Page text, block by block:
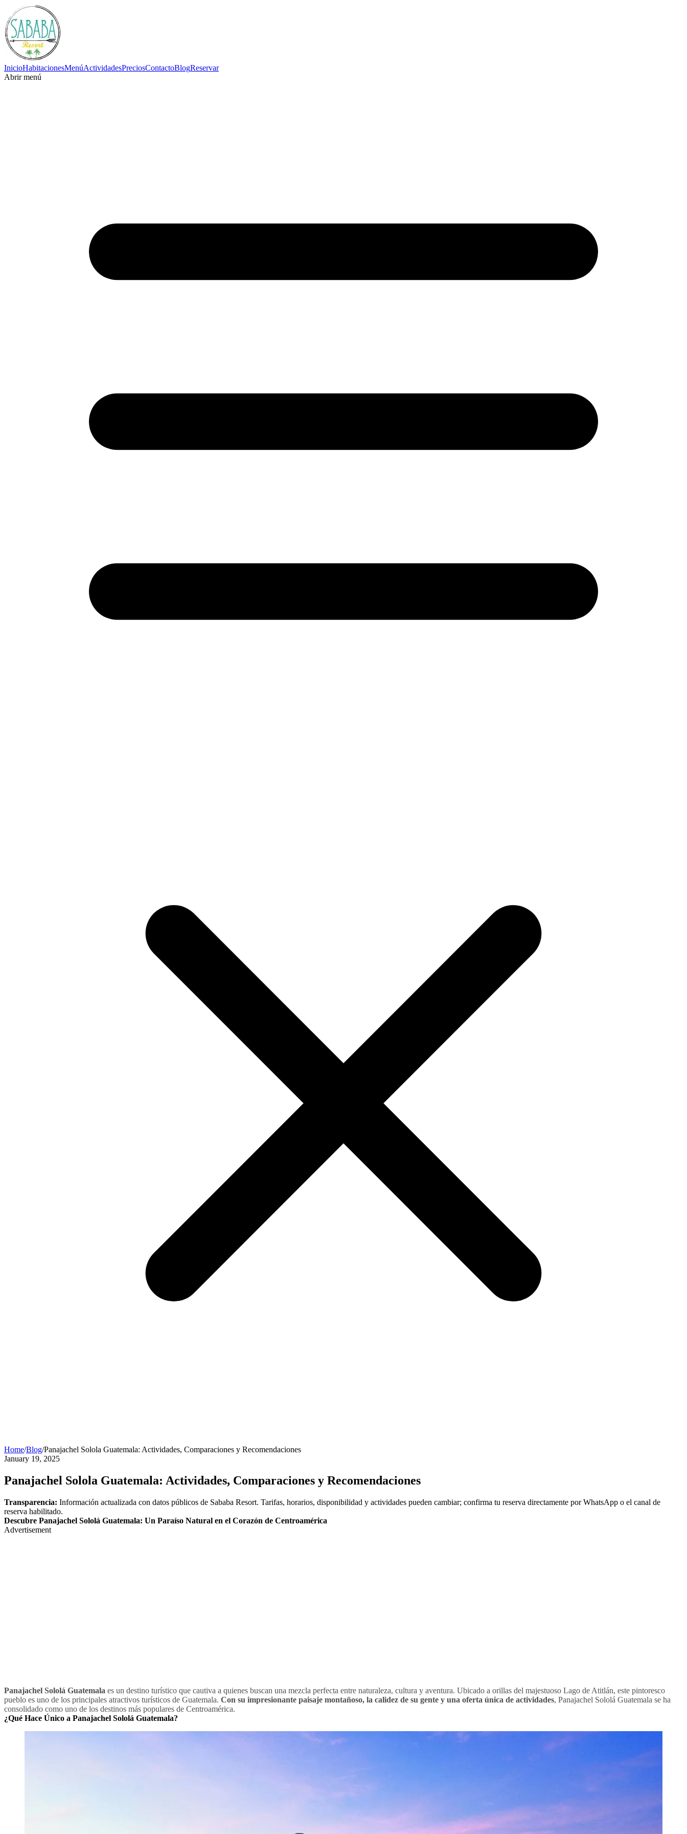
InicioHabitacionesMenúActividadesPreciosContactoBlogReservar
Abrir menú
Home/Blog/Panajachel Solola Guatemala: Actividades, Comparaciones y Recomendaciones
January 19, 2025
Panajachel Solola Guatemala: Actividades, Comparaciones y Recomendaciones
Transparencia: Información actualizada con datos públicos de Sababa Resort. Tarifas, horarios, disponibilidad y actividades pueden cambiar; confirma tu reserva directamente por WhatsApp o el canal de
reserva habilitado.
Descubre Panajachel Sololá Guatemala: Un Paraíso Natural en el Corazón de Centroamérica
Advertisement
Panajachel Sololá Guatemala es un destino turístico que cautiva a quienes buscan una mezcla perfecta entre naturaleza, cultura y aventura. Ubicado a orillas del majestuoso Lago de Atitlán, este pintoresco
pueblo es uno de los principales atractivos turísticos de Guatemala. Con su impresionante paisaje montañoso, la calidez de su gente y una oferta única de actividades, Panajachel Sololá Guatemala se ha
consolidado como uno de los destinos más populares de Centroamérica.
¿Qué Hace Único a Panajachel Sololá Guatemala?